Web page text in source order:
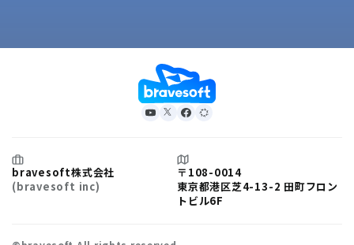
bravesoft株式会社
(bravesoft inc)
〒108-0014
東京都港区芝4-13-2 田町フロン
トビル6F